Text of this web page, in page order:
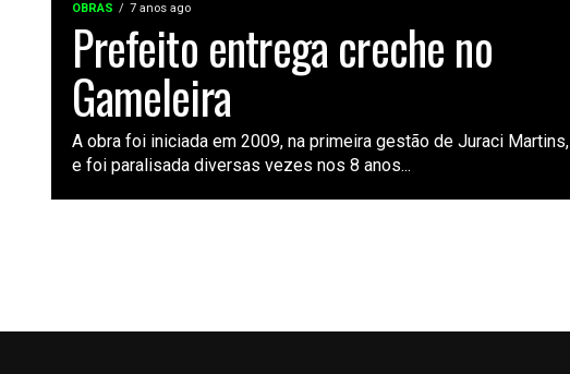
OBRAS 7 anos ago
Prefeito entrega creche no
Gameleira
A obra foi iniciada em 2009, na primeira gestão de Juraci Martins,
e foi paralisada diversas vezes nos 8 anos...